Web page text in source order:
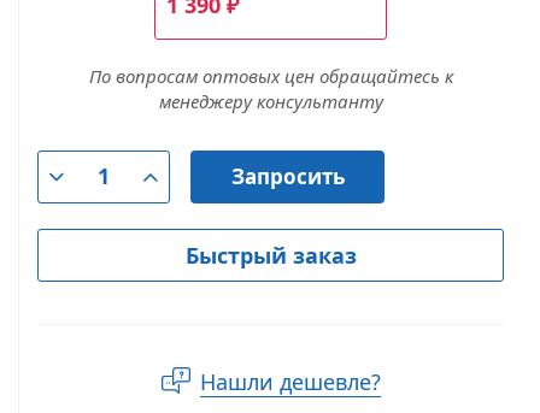
₽
По вопросам оптовых цен обращайтесь к
менеджеру консультанту
Запросить
Быстрый заказ
Нашли дешевле?